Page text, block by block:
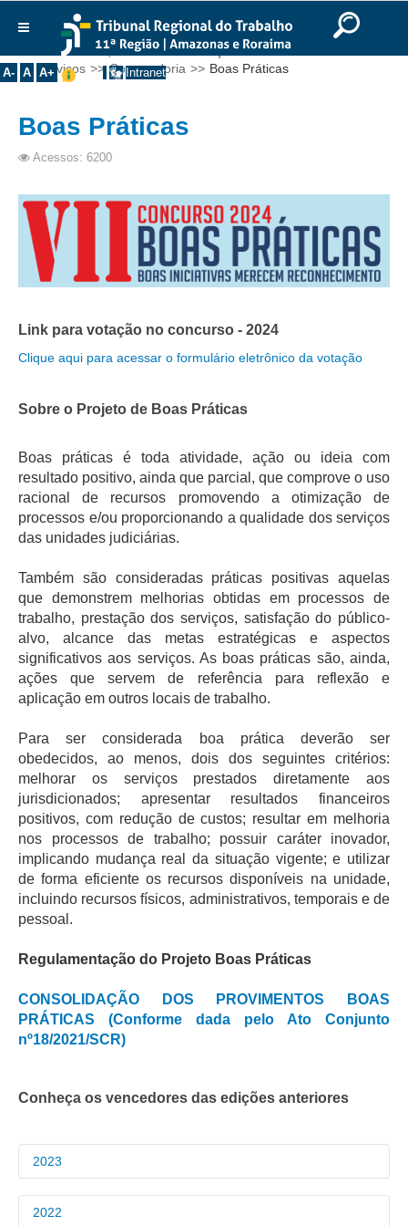
Ir para o rodapé
English
Português Español
A- A A+ Intranet
Institucional
Presidência
Corregedoria
Desembargadores
Seções Especializadas
Turmas
Juízes Manaus
Juízes Roraima
Juízes Substitutos
Comitês
Comitê Gestor Regional do PJe
Comitê Gestor Regional do e-Gestão e de Tabelas
Comitê do Datajud
Comissão Regional de Pesquisa Judiciária e Ciência de
Dados
Comissão de Ética
Comitê de Priorização do Primeiro Grau
Comitê de Gestão de Pessoas
Comissão de Vitaliciamento
Comitê de Atenção Integral à Saúde de Magistrados e
Servidores
Comitê de Segurança Permanente
Comitê de Combate ao Trabalho Infantil e de Estímulo à
Aprendizagem
Moral, do Assédio Sexual e da Discriminação
Comissão Permanente de Gestão Socioambiental
Comitê Gestor do Plano de Contratações e Aquisições
Grupo Operacional do Centro de Inteligência
Comissão de Justiça Itinerante
Você está aqui:Início >> Serviços >> Concursos
Serviços >> Corregedoria >> Boas Práticas
Boas Práticas
Acessos: 6200
Link para votação no concurso - 2024
Clique aqui para acessar o formulário eletrônico da votação
Sobre o Projeto de Boas Práticas
Boas práticas é toda atividade, ação ou ideia com
resultado positivo, ainda que parcial, que comprove o uso
racional de recursos promovendo a otimização de
processos e/ou proporcionando a qualidade dos serviços
das unidades judiciárias.
Também são consideradas práticas positivas aquelas
que demonstrem melhorias obtidas em processos de
trabalho, prestação dos serviços, satisfação do público-
alvo, alcance das metas estratégicas e aspectos
significativos aos serviços. As boas práticas são, ainda,
ações que servem de referência para reflexão e
aplicação em outros locais de trabalho.
Para ser considerada boa prática deverão ser
obedecidos, ao menos, dois dos seguintes critérios:
melhorar os serviços prestados diretamente aos
jurisdicionados; apresentar resultados financeiros
positivos, com redução de custos; resultar em melhoria
nos processos de trabalho; possuir caráter inovador,
implicando mudança real da situação vigente; e utilizar
de forma eficiente os recursos disponíveis na unidade,
incluindo recursos físicos, administrativos, temporais e de
pessoal.
Regulamentação do Projeto Boas Práticas
CONSOLIDAÇÃO DOS PROVIMENTOS BOAS
PRÁTICAS (Conforme dada pelo Ato Conjunto
nº18/2021/SCR)
Conheça os vencedores das edições anteriores
2023
VENCEDORES
2022